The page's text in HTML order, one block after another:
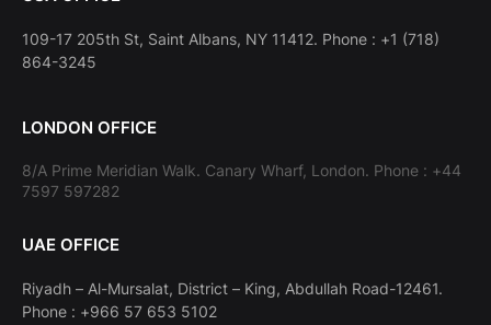
109-17 205th St, Saint Albans, NY 11412. Phone : +1 (718)
864-3245
LONDON OFFICE
8/A Prime Meridian Walk. Canary Wharf, London. Phone : +44
7597 597282
UAE OFFICE
Riyadh – Al-Mursalat, District – King, Abdullah Road-12461.
Phone : +966 57 653 5102